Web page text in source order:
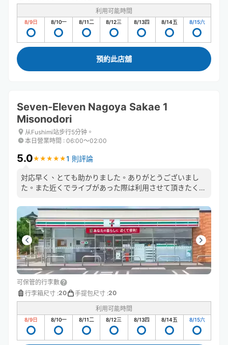
利用可能時間
8/9日 8/10一 8/11二 8/12三 8/13四 8/14五 8/15六
預約此店舖
Seven-Eleven Nagoya Sakae 1
Misonodori
从Fushimi站步行5分钟。
本日營業時間 : 06:00〜02:00
5.0★ ★ ★ ★ ★
★ ★ ★ ★ ★1 則評論
対応早く、とても助かりました。ありがとうございまし
た。また近くでライブがあった際は利用させて頂きたく思
可保管的行李數
行李箱尺寸 :20 手提包尺寸 :20
利用可能時間
8/9日 8/10一 8/11二 8/12三 8/13四 8/14五 8/15六